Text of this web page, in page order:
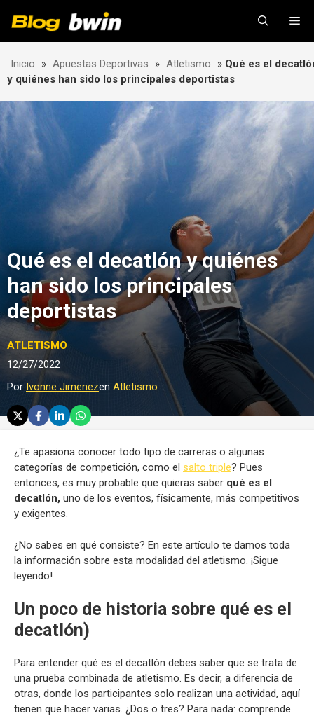
Inicio » Apuestas Deportivas » Atletismo » Qué es el
y quiénes han sido los principales deportistas
Qué es el decatlón y quiénes
han sido los principales
deportistas
ATLETISMO
12/27/2022
Por Ivonne Jimenezen Atletismo
¿Te apasiona conocer todo tipo de carreras o algunas
categorías de competición, como el salto triple? Pues
entonces, es muy probable que quieras saber qué es el
decatlón, uno de los eventos, físicamente, más competitivos
y exigentes.
¿No sabes en qué consiste? En este artículo te damos toda
la información sobre esta modalidad del atletismo. ¡Sigue
leyendo!
Un poco de historia sobre qué es el
decatlón)
Para entender qué es el decatlón debes saber que se trata de
una prueba combinada de atletismo. Es decir, a diferencia de
otras, donde los participantes solo realizan una actividad, aquí
tienen que hacer varias. ¿Dos o tres? Para nada: comprende